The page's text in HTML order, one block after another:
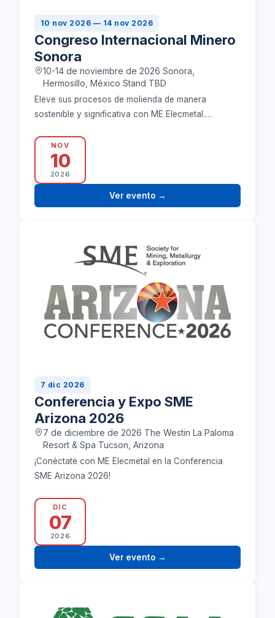
10 nov 2026 — 14 nov 2026
Congreso Internacional Minero
Sonora
10-14 de noviembre de 2026 Sonora,
Hermosillo, México Stand TBD
Eleve sus procesos de molienda de manera
sostenible y significativa con ME Elecmetal.
específicamente para…
NOV
10
2026
Ver evento →
7 dic 2026
Conferencia y Expo SME
Arizona 2026
7 de diciembre de 2026 The Westin La Paloma
Resort & Spa Tucson, Arizona
¡Conéctate con ME Elecmetal en la Conferencia
SME Arizona 2026!
DIC
07
2026
Ver evento →